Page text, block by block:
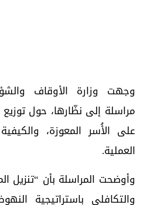
وجهت وزارة الأوقاف
مراسلة إلى نظّارها، حول
على الأُسر المعوزة،
العملية.
وأوضحت المراسلة بأن “تنزيل